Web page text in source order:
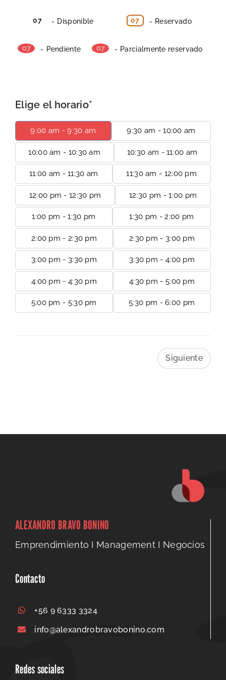
07 - Disponible 07 - Reservado
07 - Pendiente ·
07 - Parcialmente reservado
Elige el horario*
9:00 am - 9:30 am 9:30 am - 10:00 am
10:00 am - 10:30 am 10:30 am - 11:00 am
11:00 am - 11:30 am 11:30 am - 12:00 pm
12:00 pm - 12:30 pm 12:30 pm - 1:00 pm
1:00 pm - 1:30 pm 1:30 pm - 2:00 pm
2:00 pm - 2:30 pm 2:30 pm - 3:00 pm
3:00 pm - 3:30 pm 3:30 pm - 4:00 pm
4:00 pm - 4:30 pm 4:30 pm - 5:00 pm
5:00 pm - 5:30 pm 5:30 pm - 6:00 pm
Siguiente
ALEXANDRO BRAVO BONINO
Emprendimiento I Management I Negocios
Contacto
+56 9 6333 3324
info@alexandrobravobonino.com
Redes sociales